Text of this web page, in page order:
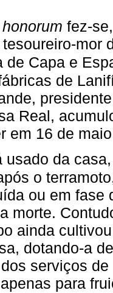
fez-
mor
de Capa e
de
Real,
em 16 de
usado da
o
ou em fase
morte.
ainda
dotando-a
serviços
para